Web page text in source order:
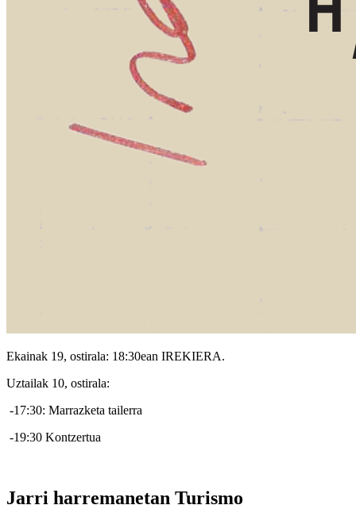
Ekainak 19, ostirala: 18:30ean IREKIERA.
Uztailak 10, ostirala:
-17:30: Marrazketa tailerra
-19:30 Kontzertua
Jarri harremanetan Turismo